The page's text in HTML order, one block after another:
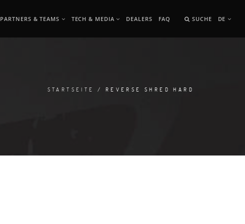
PARTNERS & TEAMS TECH & MEDIA DEALERS FAQ SUCHE DE
STARTSEITE / REVERSE SHRED HARD